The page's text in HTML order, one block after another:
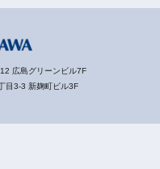
広島グリーンビル7F
目3-3 新麹町ビル3F